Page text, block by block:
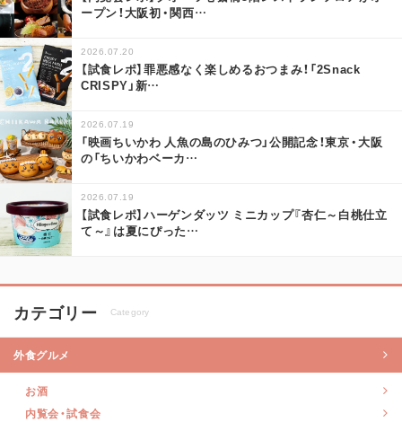
ープン！大阪初・関西…
2026.07.20
【試食レポ】罪悪感なく楽しめるおつまみ！「2Snack
CRISPY」新…
2026.07.19
「映画ちいかわ 人魚の島のひみつ」公開記念！東京・大阪
の「ちいかわベーカ…
2026.07.19
【試食レポ】ハーゲンダッツ ミニカップ『杏仁～白桃仕立
て～』は夏にぴった…
カテゴリー Category
外食グルメ
お酒
内覧会・試食会